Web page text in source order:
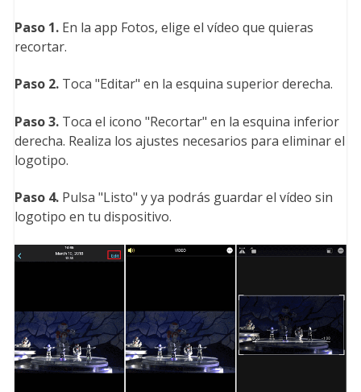
Paso 1.En la app Fotos, elige el vídeo que quieras
recortar.
Paso 2.Toca "Editar" en la esquina superior derecha.
Paso 3.Toca el icono "Recortar" en la esquina inferior
derecha. Realiza los ajustes necesarios para eliminar el
logotipo.
Paso 4.Pulsa "Listo" y ya podrás guardar el vídeo sin
logotipo en tu dispositivo.